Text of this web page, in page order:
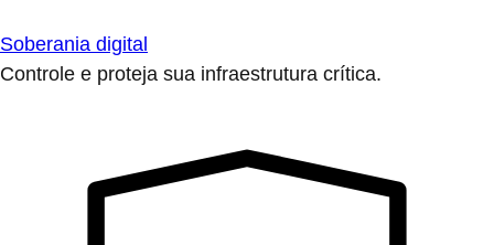
Soberania digital
Controle e proteja sua infraestrutura crítica.